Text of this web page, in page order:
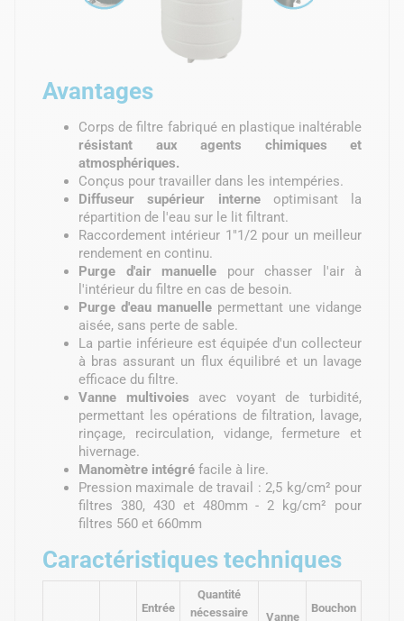
Avantages
Corps de filtre fabriqué en plastique inaltérable
résistant aux agents chimiques et
atmosphériques.
Conçus pour travailler dans les intempéries.
Diffuseur supérieur interneoptimisant la
répartition de l'eau sur le lit filtrant.
Raccordement intérieur 1"1/2 pour un meilleur
rendement en continu.
Purge d'air manuelle pour chasser l'air à
l'intérieur du filtre en cas de besoin.
Purge d'eau manuelle permettant une vidange
aisée, sans perte de sable.
La partie inférieure est équipée d'un collecteur
à bras assurant un flux équilibré et un lavage
efficace du filtre.
Vanne multivoies avec voyant de turbidité,
permettant les opérations de filtration, lavage,
rinçage, recirculation, vidange, fermeture et
hivernage.
Manomètre intégré facile à lire.
Pression maximale de travail : 2,5 kg/cm² pour
filtres 380, 430 et 480mm - 2 kg/cm² pour
filtres 560 et 660mm
Caractéristiques techniques
Entrée
Quantité
nécessaire
Vanne
Bouchon